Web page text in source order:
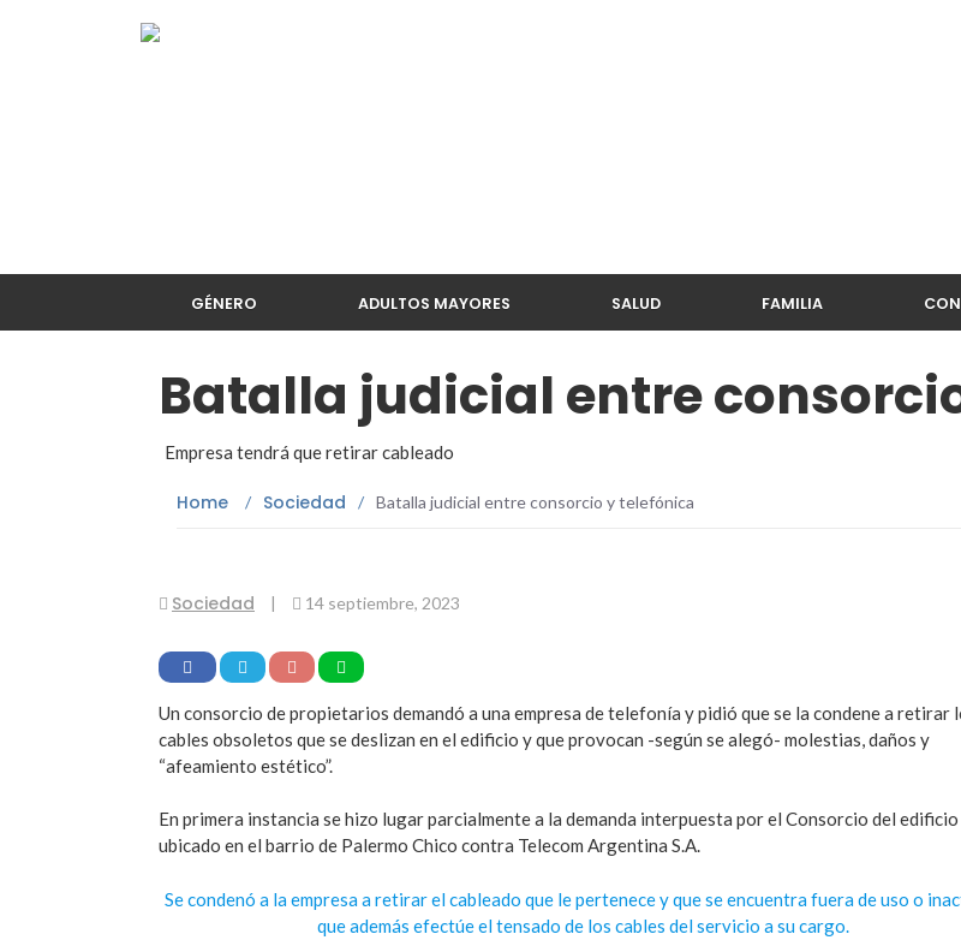
GÉNERO ADULTOS MAYORES SALUD FAMILIA
Batalla judicial entre
Empresa tendrá que retirar cableado
Home / Sociedad / Batalla judicial entre consorcio y telefónica
Sociedad | 14 septiembre, 2023
Un consorcio de propietarios demandó a una empresa de telefonía y pidió que se la condene a retirar
cables obsoletos que se deslizan en el edificio y que provocan -según se alegó- molestias, daños y
“afeamiento estético”.
En primera instancia se hizo lugar parcialmente a la demanda interpuesta por el Consorcio del edificio
ubicado en el barrio de Palermo Chico contra Telecom Argentina S.A.
Se condenó a la empresa a retirar el cableado que le pertenece y que se encuentra fuera de uso o
que además efectúe el tensado de los cables del servicio a su cargo.